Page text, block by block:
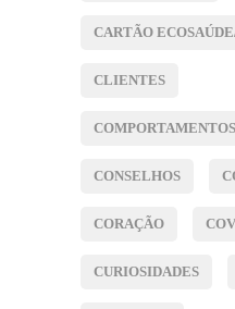
CARTÃO
CLIENTES
CONSELHOS
CORAÇÃO
CURIOSIDADES